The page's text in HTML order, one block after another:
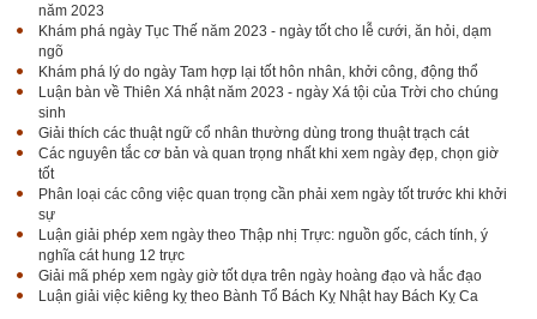
năm 2023
Khám phá ngày Tục Thế năm 2023 - ngày tốt cho lễ cưới, ăn hỏi, dạm
ngõ
Khám phá lý do ngày Tam hợp lại tốt hôn nhân, khởi công, động thổ
Luận bàn về Thiên Xá nhật năm 2023 - ngày Xá tội của Trời cho chúng
sinh
Giải thích các thuật ngữ cổ nhân thường dùng trong thuật trạch cát
Các nguyên tắc cơ bản và quan trọng nhất khi xem ngày đẹp, chọn giờ
tốt
Phân loại các công việc quan trọng cần phải xem ngày tốt trước khi khởi
sự
Luận giải phép xem ngày theo Thập nhị Trực: nguồn gốc, cách tính, ý
nghĩa cát hung 12 trực
Giải mã phép xem ngày giờ tốt dựa trên ngày hoàng đạo và hắc đạo
Luận giải việc kiêng kỵ theo Bành Tổ Bách Kỵ Nhật hay Bách Kỵ Ca